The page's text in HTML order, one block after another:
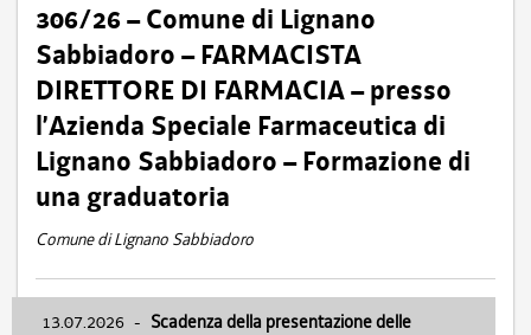
306/26 – Comune di Lignano
Sabbiadoro – FARMACISTA
DIRETTORE DI FARMACIA – presso
l’Azienda Speciale Farmaceutica di
Lignano Sabbiadoro – Formazione di
una graduatoria
Comune di Lignano Sabbiadoro
13.07.2026 - Scadenza della presentazione delle